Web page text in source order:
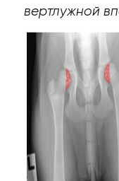
вертлужной